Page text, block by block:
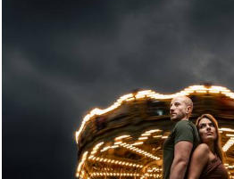
1096